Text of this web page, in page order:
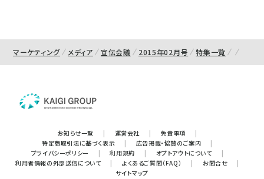
マーケティング メディア 宣伝会議 2015年02月号 特集一覧
お知らせ一覧 | 運営会社 | 免責事項
|
特定商取引法に基づく表示
| 広告掲載・協賛のご案内
|
プライバシーポリシー
| 利用規約 | オプトアウトについて
|
利用者情報の外部送信について
| よくあるご質問（FAQ） | お問合せ
|
サイトマップ